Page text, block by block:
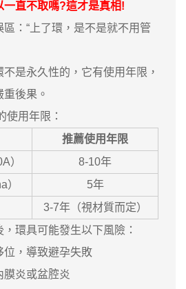
一直不取嗎?這才是真相!
“上了環，是不是就不用管
永久性的，它有使用年限，
後果。
用年限：
推薦使用年限
）
8-10年
）
5年
3-7年（視材質而定）
具可能發生以下風險：
，導致避孕失敗
炎或盆腔炎